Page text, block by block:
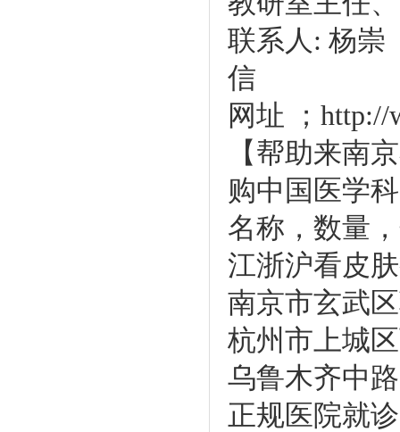
联系人: 杨崇
网址 ；
【帮助来南
购中国医学
名称，数量
江浙沪看皮
南京市玄武
杭州市上城
乌鲁木齐中
正规医院就